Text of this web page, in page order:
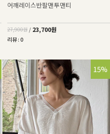
어깨레이스반팔맨투맨티
27,900원 / 23,700원
리뷰 : 0
15%